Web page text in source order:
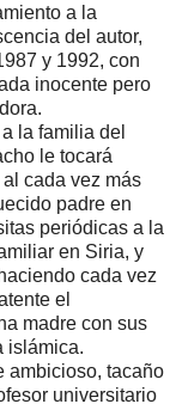
a la
del autor,
y 1992, con
inocente pero
la familia del
le tocará
cada vez más
padre en
periódicas a la
en Siria, y
cada vez
el
madre con sus
islámica.
ambicioso, tacaño
universitario